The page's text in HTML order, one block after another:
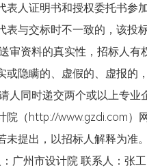
表人证明书和授权委托书参
表与交标时不一致的，该投
审资料的真实性，招标人
或隐瞒的、虚假的、虚报的
人同时递交两个或以上专业
院（http://www.gzdi.com）
未提出，以招标人解释为准
广州市设计院 联系人：张